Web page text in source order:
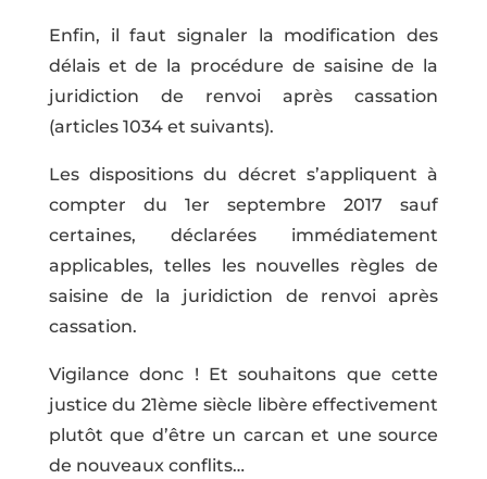
Enfin, il faut signaler la modification des
délais et de la procédure de saisine de la
juridiction de renvoi après cassation
(articles 1034 et suivants).
Les dispositions du décret s’appliquent à
compter du 1er septembre 2017 sauf
certaines, déclarées immédiatement
applicables, telles les nouvelles règles de
saisine de la juridiction de renvoi après
cassation.
Vigilance donc ! Et souhaitons que cette
justice du 21ème siècle libère effectivement
plutôt que d’être un carcan et une source
de nouveaux conflits…